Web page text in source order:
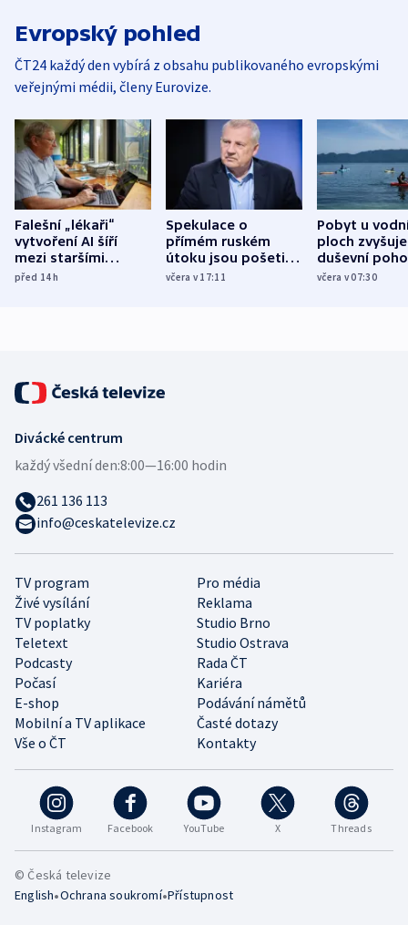
Evropský pohled
ČT24 každý den vybírá z obsahu publikovaného evropskými
veřejnými médii, členy Eurovize.
Falešní „lékaři“
vytvoření AI šíří
mezi staršími
Poláky nebezpečné
před 14h
Spekulace o
přímém ruském
útoku jsou pošetilé,
míní estonský
včera v 17:11
Pobyt u
ploch zvyšuje
duševní
ukázala
včera v 07:30
Instagram Facebook YouTube X Threads
TV program
Pro média
Živé vysílání
Reklama
TV poplatky
Studio Brno
Teletext
Studio Ostrava
Podcasty
Rada ČT
Počasí
Kariéra
E-shop
Podávání námětů
Mobilní a TV aplikace
Časté dotazy
Vše o ČT
Kontakty
Divácké centrum
každý všední den:8:00—16:00 hodin
261 136 113
info@ceskatelevize.cz
© Česká televize
English•Ochrana soukromí•Přístupnost